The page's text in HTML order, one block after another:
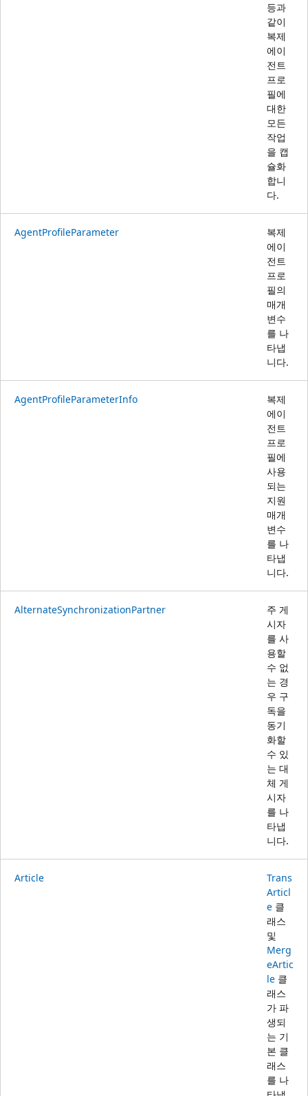
등과
같이
복제
에이
전트
프로
필에
대한
모든
작업
을 캡
슐화
합니
다.
AgentProfileParameter
복제
에이
전트
프로
필의
매개
변수
를 나
타냅
니다.
AgentProfileParameterInfo
복제
에이
전트
프로
필에
사용
되는
지원
매개
변수
를 나
타냅
니다.
AlternateSynchronizationPartner
주 게
시자
를 사
용할
수 없
는 경
우 구
독을
동기
화할
수 있
는 대
체 게
시자
를 나
타냅
니다.
Article
Trans
Articl
e 클
래스
및
Merg
eArtic
le 클
래스
가 파
생되
는 기
본 클
래스
를 나